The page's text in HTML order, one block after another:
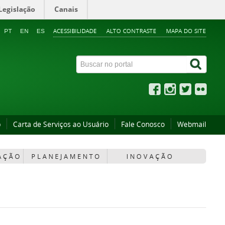
Canais
ACESSIBILIDADE ALTO CONTRASTE MAPA DO SITE
PT EN ES
Carta de Serviços ao Usuário Fale Conosco Webmail
Ç Ã O P L A N E J A M E N T O I N O V A Ç Ã O